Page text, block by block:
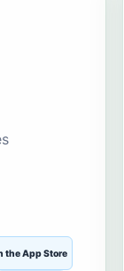
the App Store